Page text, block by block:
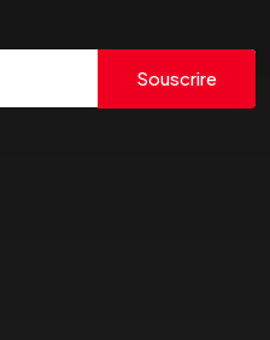
Souscrire